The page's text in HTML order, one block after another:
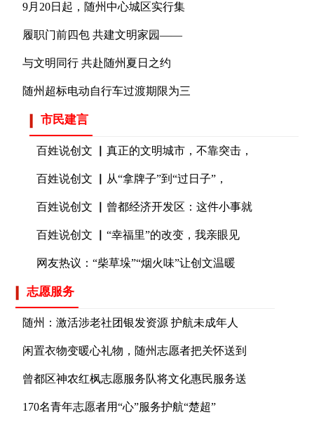
9月20日起，随州中心城区实行集
履职门前四包 共建文明家园——
与文明同行 共赴随州夏日之约
随州超标电动自行车过渡期限为三
市民建言
百姓说创文 ▏真正的文明城市，不靠突击，
百姓说创文 ▏从“拿牌子”到“过日子”，
百姓说创文 ▏曾都经济开发区：这件小事就
百姓说创文 ▏“幸福里”的改变，我亲眼见
网友热议：“柴草垛”“烟火味”让创文温暖
志愿服务
随州：激活涉老社团银发资源 护航未成年人
闲置衣物变暖心礼物，随州志愿者把关怀送到
曾都区神农红枫志愿服务队将文化惠民服务送
170名青年志愿者用“心”服务护航“楚超”